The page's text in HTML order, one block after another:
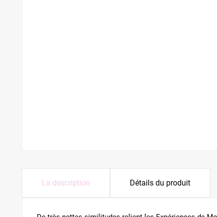
La description Détails du produit